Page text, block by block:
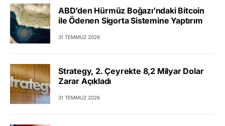
ABD’den Hürmüz Boğazı’ndaki Bitcoin
ile Ödenen Sigorta Sistemine Yaptırım
31 TEMMUZ 2026
Strategy, 2. Çeyrekte 8,2 Milyar Dolar
Zarar Açıkladı
31 TEMMUZ 2026